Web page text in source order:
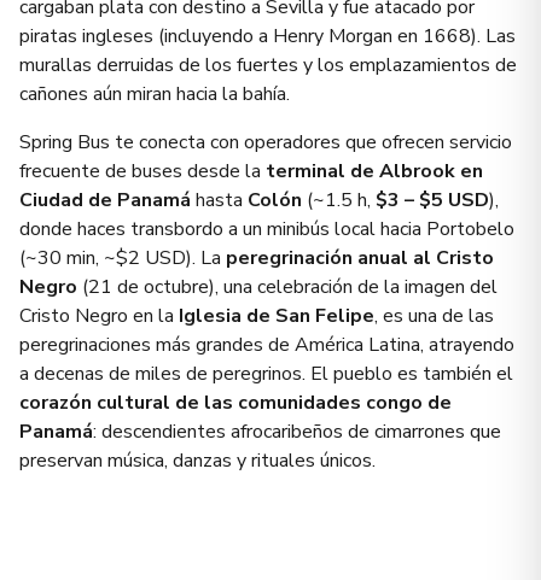
cargaban plata con destino a Sevilla y fue atacado por
piratas ingleses (incluyendo a Henry Morgan en 1668). Las
murallas derruidas de los fuertes y los emplazamientos de
cañones aún miran hacia la bahía.
Spring Bus te conecta con operadores que ofrecen servicio
frecuente de buses desde la terminal de Albrook en
Ciudad de Panamá hasta Colón (~1.5 h, $3 – $5 USD),
donde haces transbordo a un minibús local hacia Portobelo
(~30 min, ~$2 USD). La peregrinación anual al Cristo
Negro (21 de octubre), una celebración de la imagen del
Cristo Negro en la Iglesia de San Felipe, es una de las
peregrinaciones más grandes de América Latina, atrayendo
a decenas de miles de peregrinos. El pueblo es también el
corazón cultural de las comunidades congo de
Panamá: descendientes afrocaribeños de cimarrones que
preservan música, danzas y rituales únicos.